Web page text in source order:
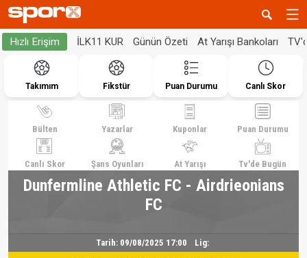
Hızlı Erişim İLK11 KUR Günün Özeti At Yarışı Bankoları
Takımım Fikstür Puan Durumu Canlı Skor
Bülten Yazarlar Kuponlar Puan Durumu
Canlı Skor Şans Oyunları At Yarışı Tv'de Bugün
Dunfermline Athletic FC - Airdrieonians
FC
Tarih: 09/08/2025 17:00 Lig: